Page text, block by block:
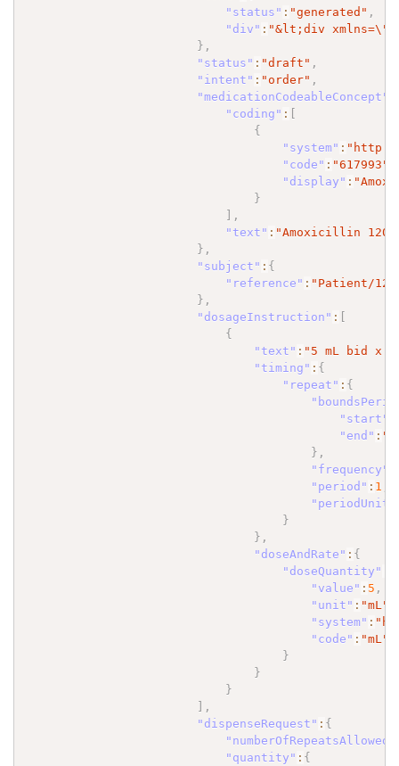
"status" : "generated" ,
"div" : "&lt;div xmlns=\"
} ,
"status" : "draft" ,
"intent" : "order" ,
"medicationCodeableConcept"
"coding" : [
{
"system" : "http://
"code" : "617993"
"display" :
}
] ,
"text" : "Amoxicillin 120
} ,
"subject" : {
"reference" : "Patient/
} ,
"dosageInstruction" : [
{
"text" : "5 mL bid x
"timing" : {
"repeat" : {
"start"
"end" :
} ,
"frequency"
"period" : 1
"periodUnit"
}
} ,
"doseAndRate" : {
"doseQuantity"
"value" : 5 ,
"unit" : "mL"
"system" :
"code" : "mL"
}
}
}
] ,
"dispenseRequest" : {
"numberOfRepeatsAllowed"
"quantity" : {